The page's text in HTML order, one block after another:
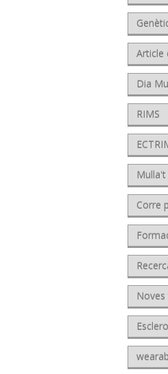
Article
Dia
RIMS
Mulla't
Corre
Noves